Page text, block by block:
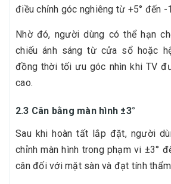
điều chỉnh góc nghiêng từ +5° đến -
Nhờ đó, người dùng có thể hạn
chiếu ánh sáng từ cửa sổ hoặc
đồng thời tối ưu góc nhìn khi TV
cao.
2.3 Cân bằng màn hình ±3°
Sau khi hoàn tất lắp đặt, người
chỉnh màn hình trong phạm vi ±3°
cân đối với mặt sàn và đạt tính